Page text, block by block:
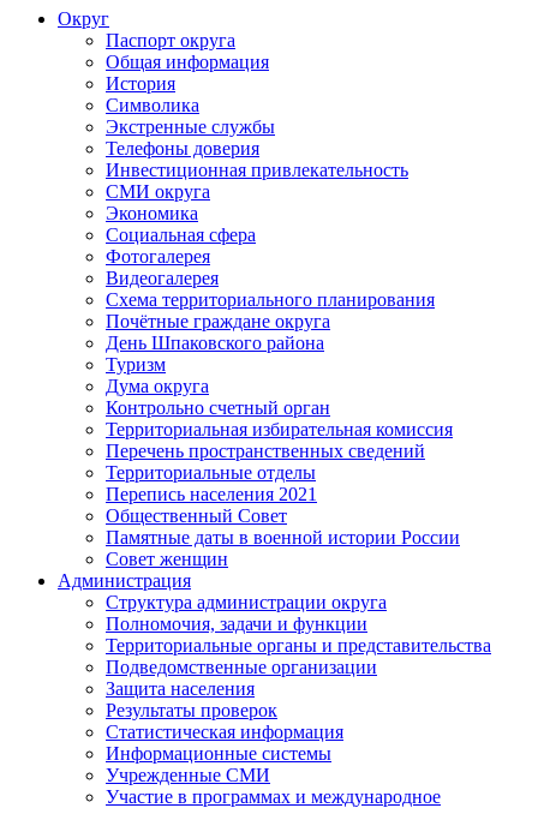
Округ
Паспорт округа
Общая информация
История
Символика
Экстренные службы
Телефоны доверия
Инвестиционная привлекательность
СМИ округа
Экономика
Социальная сфера
Фотогалерея
Видеогалерея
Схема территориального планирования
Почётные граждане округа
День Шпаковского района
Туризм
Дума округа
Контрольно счетный орган
Территориальная избирательная комиссия
Перечень пространственных сведений
Территориальные отделы
Перепись населения 2021
Общественный Совет
Памятные даты в военной истории России
Совет женщин
Администрация
Структура администрации округа
Полномочия, задачи и функции
Территориальные органы и представительства
Подведомственные организации
Защита населения
Результаты проверок
Статистическая информация
Информационные системы
Учрежденные СМИ
Участие в программах и международное